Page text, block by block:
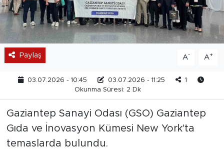
Paylaş A- A+
03.07.2026 - 10:45 03.07.2026 - 11:25
1
Okunma Süresi: 2 Dk
Gaziantep Sanayi Odası (GSO) Gaziantep
Gıda ve İnovasyon Kümesi New York'ta
temaslarda bulundu.